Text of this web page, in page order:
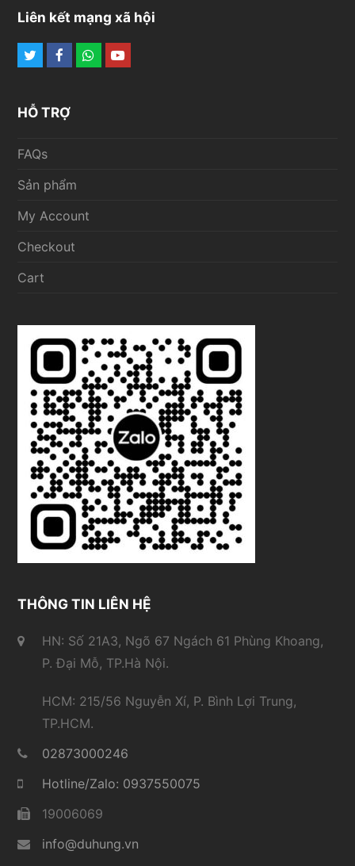
Liên kết mạng xã hội
TwitterFacebook
Whatsapp
Youtube
HỖ TRỢ
FAQs
Sản phẩm
My Account
Checkout
Cart
THÔNG TIN LIÊN HỆ
HN: Số 21A3, Ngõ 67 Ngách 61 Phùng Khoang,
P. Đại Mỗ, TP.Hà Nội.
HCM: 215/56 Nguyễn Xí, P. Bình Lợi Trung,
TP.HCM.
02873000246
Hotline/Zalo: 0937550075
19006069
info@duhung.vn